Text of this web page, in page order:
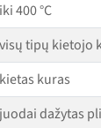
iki 400 °C
visų tipų kietojo
kietas kuras
juodai dažytas